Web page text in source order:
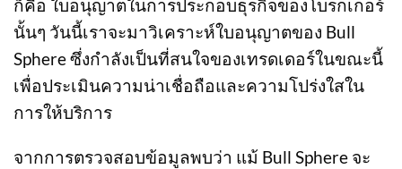
ก็คือ ใบอนุญาตในการประกอบธุรกิจของโบรกเกอร์
นั้นๆ วันนี้เราจะมาวิเคราะห์ใบอนุญาตของ Bull
Sphere ซึ่งกำลังเป็นที่สนใจของเทรดเดอร์ในขณะนี้
เพื่อประเมินความน่าเชื่อถือและความโปร่งใสใน
การให้บริการ
จากการตรวจสอบข้อมูลพบว่า แม้ Bull Sphere จะ